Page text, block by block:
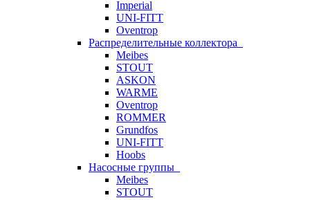
Imperial
UNI-FITT
Oventrop
Распределительные коллектора
Meibes
STOUT
ASKON
WARME
Oventrop
ROMMER
Grundfos
UNI-FITT
Hoobs
Насосные группы
Meibes
STOUT